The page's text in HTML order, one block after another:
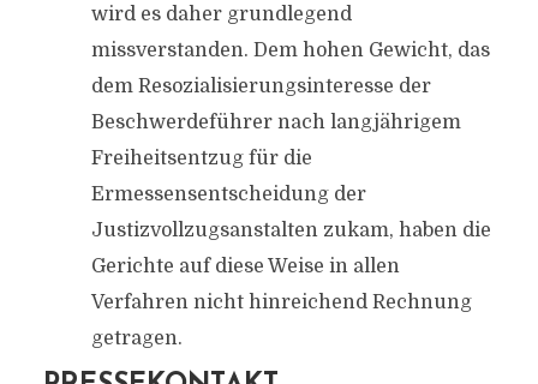
wird es daher grundlegend
missverstanden. Dem hohen Gewicht, das
dem Resozialisierungsinteresse der
Beschwerdeführer nach langjährigem
Freiheitsentzug für die
Ermessensentscheidung der
Justizvollzugsanstalten zukam, haben die
Gerichte auf diese Weise in allen
Verfahren nicht hinreichend Rechnung
getragen.